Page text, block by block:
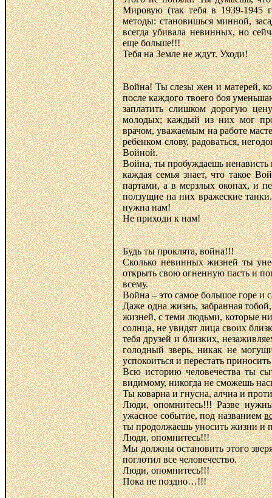
Мировую (так тебя в 1939-1945
методы: становишься минной,
всегда убивала невинных, но
еще больше!!!
Тебя на Земле не ждут. Уходи!
Война! Ты слезы жен и матерей,
после каждого твоего боя
заплатить слишком дорогую
молодых; каждый из них мог
врачом, уважаемым на работе
ребенком слову, радоваться,
Войной.
Война, ты пробуждаешь
каждая семья знает, что такое
партами, а в мерзлых окопах, и
ползущие на них вражеские
нужна нам!
Не приходи к нам!
Будь ты проклята, война!!!
Сколько невинных жизней ты
открыть свою огненную пасть и
всему.
Война – это самое большое горе и
Даже одна жизнь, забранная
жизней, с теми людьми, которые
солнца, не увидят лица своих
тебя друзей и близких,
голодный зверь, никак не
успокоиться и перестать
Всю историю человечества ты
видимому, никогда не сможешь
Ты коварна и гнусна, алчна и
Люди, опомнитесь!!! Разве
ужасное событие, под названием
ты продолжаешь уносить жизни и
Люди, опомнитесь!!!
Мы должны остановить этого
поглотил все человечество.
Люди, опомнитесь!!!
Пока не поздно…!!!